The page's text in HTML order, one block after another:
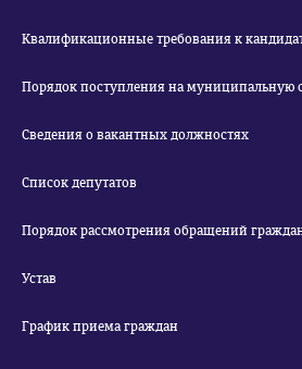
Квалификационные требования к
Порядок поступления на муниципальную
Сведения о вакантных должностях
Список депутатов
Порядок рассмотрения обращений
Устав
График приема граждан